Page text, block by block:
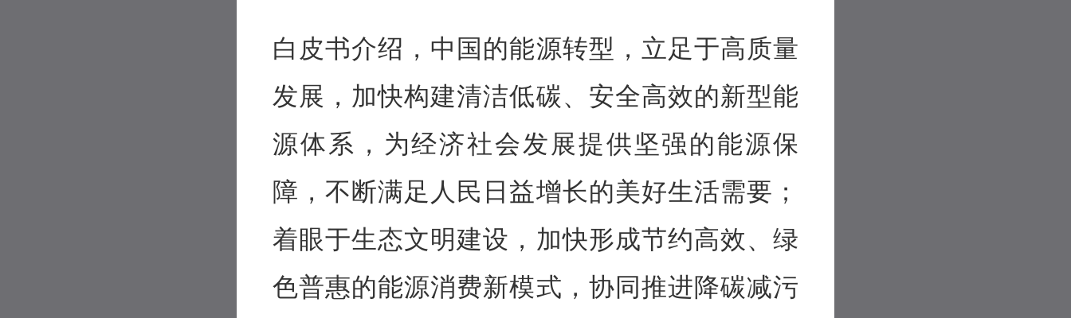
白皮书介绍，中国的能源转型，立足于高质量
发展，加快构建清洁低碳、安全高效的新型能
源体系，为经济社会发展提供坚强的能源保
障，不断满足人民日益增长的美好生活需要；
着眼于生态文明建设，加快形成节约高效、绿
色普惠的能源消费新模式，协同推进降碳减污